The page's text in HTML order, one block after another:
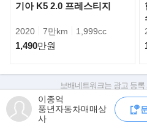
현재 저희매장은
현대캐피탈 제휴매매상사로,
ex) 1,000만원 할부시 월평균 납입
183,714원- (신용등급에따라 차등)
》차량 문의 방법
기아 K5 2.0 프레스티지
2020 7만km 1,999cc
1,490만원
이종억
풍년자동차매매상
사
보배네트워크는 광고 등
판매자가 직접 등록한 내용에 대한
차량 구매 시 차량등록증, 성능
차대번호 조회로 직접